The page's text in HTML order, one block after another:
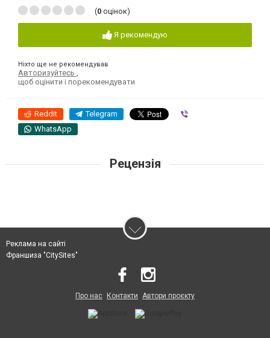
(0 оцінок)
Я рекомендую
Ніхто ще не рекомендував
Авторизуйтесь ,
щоб оцінити і порекомендувати
Reddit Telegram
WhatsApp
Рецензія
Реклама на сайті
Франшиза "CitySites"
Про нас Контакти Автори проєкту